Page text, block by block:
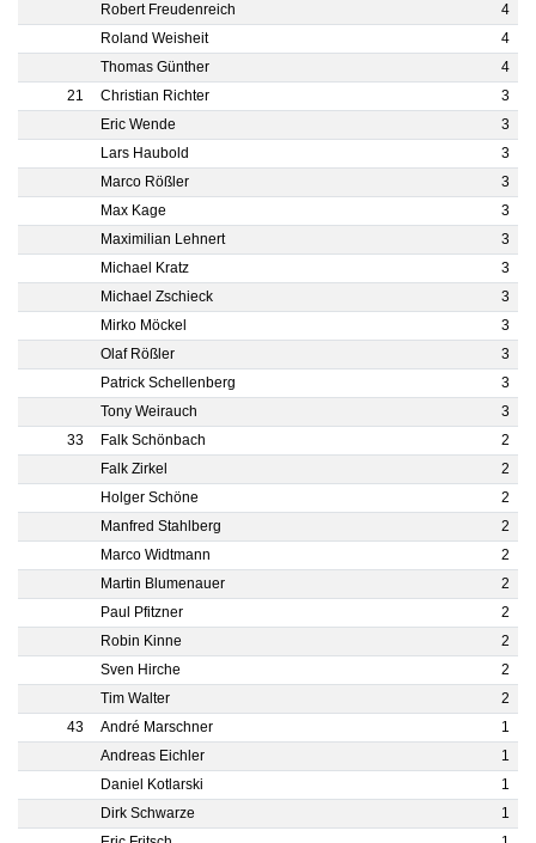
Robert Freudenreich
4
Roland Weisheit
4
Thomas Günther
4
21
Christian Richter
3
Eric Wende
3
Lars Haubold
3
Marco Rößler
3
Max Kage
3
Maximilian Lehnert
3
Michael Kratz
3
Michael Zschieck
3
Mirko Möckel
3
Olaf Rößler
3
Patrick Schellenberg
3
Tony Weirauch
3
33
Falk Schönbach
2
Falk Zirkel
2
Holger Schöne
2
Manfred Stahlberg
2
Marco Widtmann
2
Martin Blumenauer
2
Paul Pfitzner
2
Robin Kinne
2
Sven Hirche
2
Tim Walter
2
43
André Marschner
1
Andreas Eichler
1
Daniel Kotlarski
1
Dirk Schwarze
1